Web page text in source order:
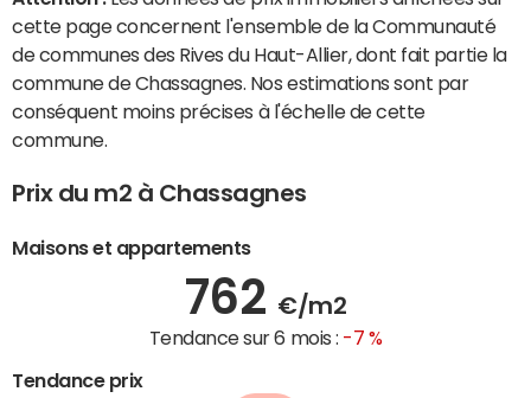
cette page concernent l'ensemble de la Communauté
de communes des Rives du Haut-Allier, dont fait partie la
commune de Chassagnes. Nos estimations sont par
conséquent moins précises à l'échelle de cette
commune.
Prix du m2 à Chassagnes
Maisons et appartements
762 €/m2
Tendance sur 6 mois : -7 %
Tendance prix